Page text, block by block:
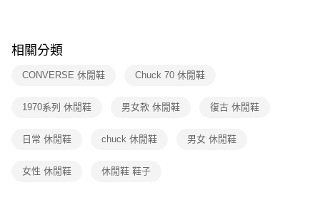
※ 交易是否成功請以「AFTEE先享後付 」之結帳頁面顯示為準，若有關於
是否繳費成功／繳費後需取消欲退款等相關疑問，請聯繫「AFTEE先享後付
客戶支援中心」 https://netprotections.freshdesk.com/support/home
１．透過由恩沛科技股份有限公司提供之「AFTEE先享後付」服務完成之交
權轉讓予恩沛科技股份有限公司。
３．未成年的使用者請事先徵得法定代理人或監護人之同意方可使用
相關分類
CONVERSE 休閒鞋 Chuck 70 休閒鞋
1970系列 休閒鞋 男女款 休閒鞋 復古 休閒鞋
日常 休閒鞋 chuck 休閒鞋 男女 休閒鞋
女性 休閒鞋 休閒鞋 鞋子